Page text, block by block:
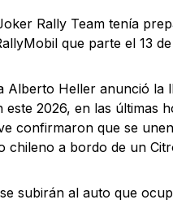
Rally Team tenía
que parte el 13
Alberto Heller anunció la
2026, en las últimas
confirmaron que se
chileno a bordo de un
subirán al auto que